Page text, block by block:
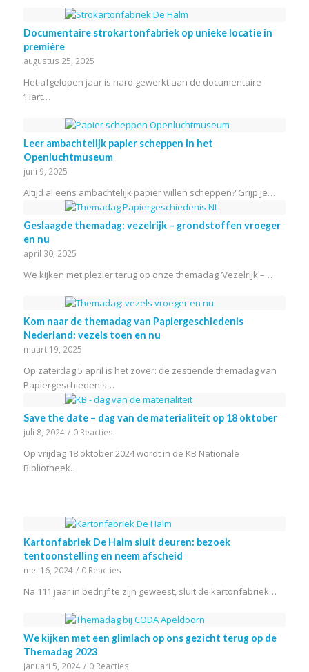
Documentaire strokartonfabriek op unieke locatie in
première
augustus 25, 2025
Het afgelopen jaar is hard gewerkt aan de documentaire
‘Hart…
Leer ambachtelijk papier scheppen in het
Openluchtmuseum
juni 9, 2025
Altijd al eens ambachtelijk papier willen scheppen? Grijp je…
Geslaagde themadag: vezelrijk – grondstoffen vroeger
en nu
april 30, 2025
We kijken met plezier terug op onze themadag ‘Vezelrijk –…
Kom naar de themadag van Papiergeschiedenis
Nederland: vezels toen en nu
maart 19, 2025
Op zaterdag 5 april is het zover: de zestiende themadag van
Papiergeschiedenis…
Save the date – dag van de materialiteit op 18 oktober
juli 8, 2024 / 0 Reacties
Op vrijdag 18 oktober 2024 wordt in de KB Nationale
Bibliotheek…
Kartonfabriek De Halm sluit deuren: bezoek
tentoonstelling en neem afscheid
mei 16, 2024 / 0 Reacties
Na 111 jaar in bedrijf te zijn geweest, sluit de kartonfabriek…
We kijken met een glimlach op ons gezicht terug op de
Themadag 2023
januari 5, 2024 / 0 Reacties